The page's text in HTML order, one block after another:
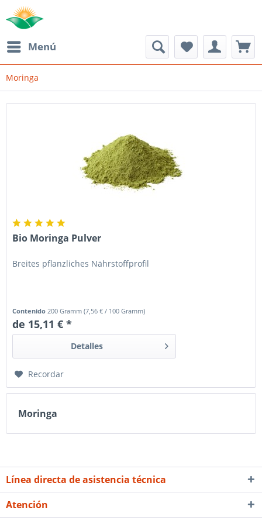
Menú
Moringa
Bio Moringa Pulver
Breites pflanzliches Nährstoffprofil
Contenido200 Gramm(7,56 € / 100 Gramm)
de 15,11 € *
Detalles
Recordar
Moringa
Línea directa de asistencia técnica
Atención